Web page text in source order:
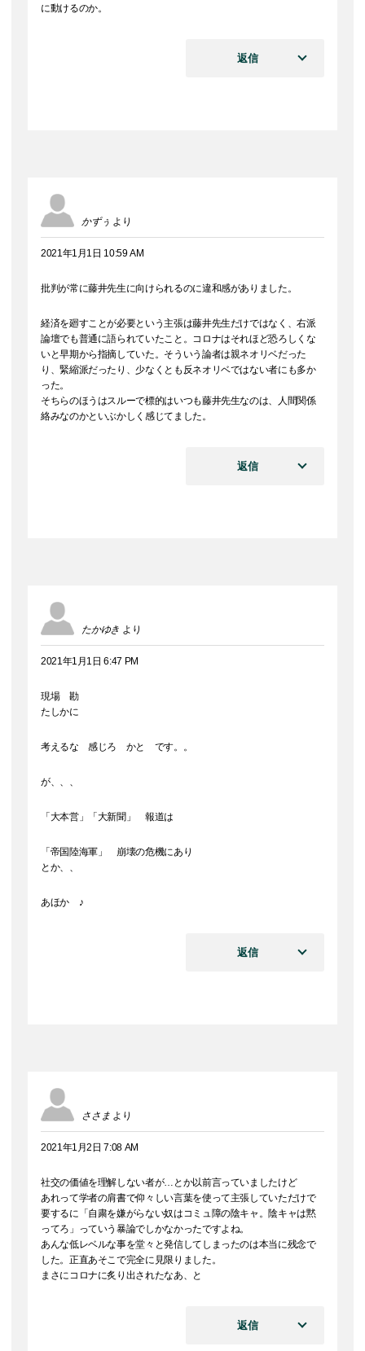
に動けるのか。
返信
かずぅ より
2021年1月1日 10:59 AM
批判が常に藤井先生に向けられるのに違和感がありました。
経済を廻すことが必要という主張は藤井先生だけではなく、右派
論壇でも普通に語られていたこと。コロナはそれほど恐ろしくな
いと早期から指摘していた。そういう論者は親ネオリベだった
り、緊縮派だったり、少なくとも反ネオリベではない者にも多か
った。
そちらのほうはスルーで標的はいつも藤井先生なのは、人間関係
絡みなのかといぶかしく感じてました。
返信
たかゆき より
2021年1月1日 6:47 PM
現場 勘
たしかに
考えるな 感じろ かと です。。
が、、、
「大本営」「大新聞」 報道は
「帝国陸海軍」 崩壊の危機にあり
とか、、
あほか ♪
返信
ささま より
2021年1月2日 7:08 AM
社交の価値を理解しない者が…とか以前言っていましたけど
あれって学者の肩書で仰々しい言葉を使って主張していただけで
要するに「自粛を嫌がらない奴はコミュ障の陰キャ。陰キャは黙
ってろ」っていう暴論でしかなかったですよね。
あんな低レベルな事を堂々と発信してしまったのは本当に残念で
した。正直あそこで完全に見限りました。
まさにコロナに炙り出されたなあ、と
返信